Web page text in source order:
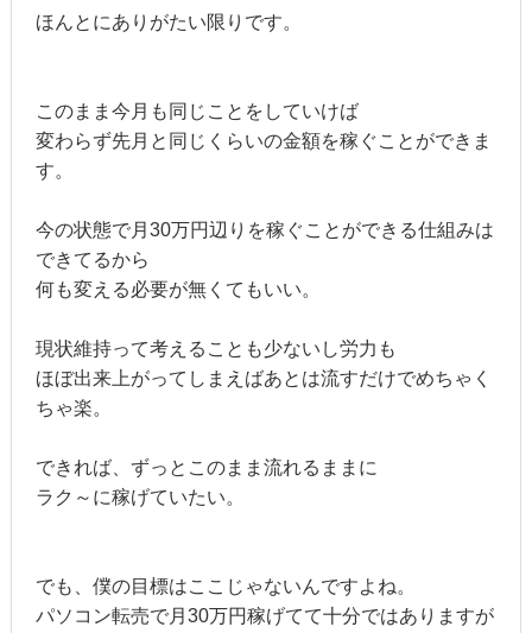
ほんとにありがたい限りです。
このまま今月も同じことをしていけば
変わらず先月と同じくらいの金額を稼ぐことができま
す。
今の状態で月30万円辺りを稼ぐことができる仕組みは
できてるから
何も変える必要が無くてもいい。
現状維持って考えることも少ないし労力も
ほぼ出来上がってしまえばあとは流すだけでめちゃく
ちゃ楽。
できれば、ずっとこのまま流れるままに
ラク～に稼げていたい。
でも、僕の目標はここじゃないんですよね。
パソコン転売で月30万円稼げてて十分ではありますが